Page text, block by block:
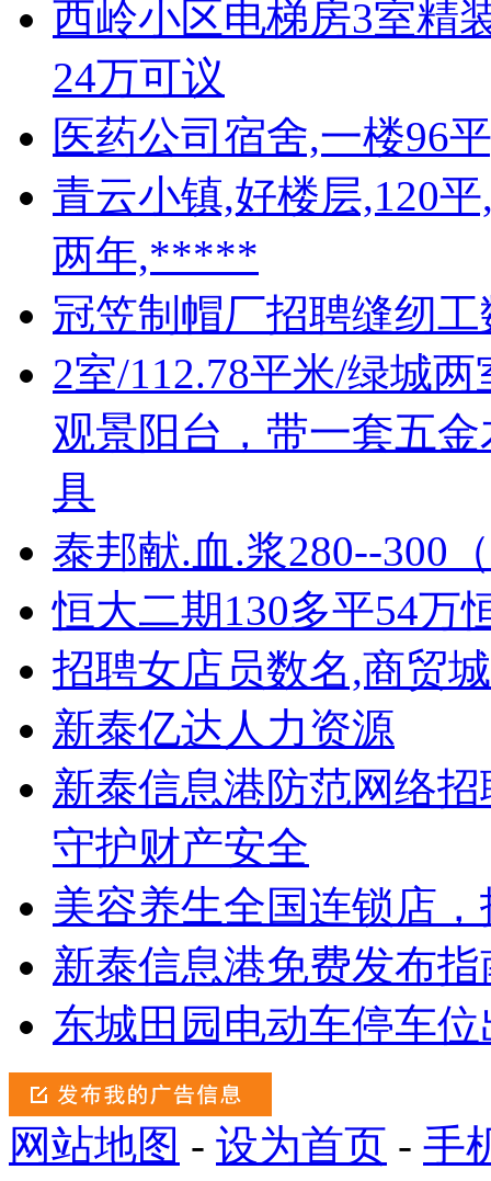
西岭小区电梯房3室精
24万可议
医药公司宿舍,一楼96
青云小镇,好楼层,120
两年,*****
冠笠制帽厂招聘缝纫
2室/112.78平米/绿城
观景阳台，带一套五
具
泰邦献.血.浆280--300
恒大二期130多平54万
招聘女店员数名,商贸
新泰亿达人力资源
新泰信息港防范网络
守护财产安全
美容养生全国连锁店
新泰信息港免费发布指
东城田园电动车停车
网站地图 - 设为首页 - 手